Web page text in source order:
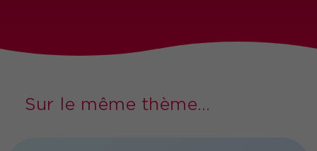
Sur le même thème...